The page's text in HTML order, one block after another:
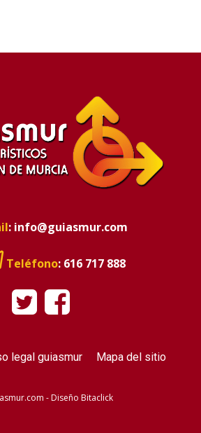
: info@guiasmur.com
Teléfono: 616 717 888
legal guiasmur Mapa del sitio
- Diseño Bitaclick